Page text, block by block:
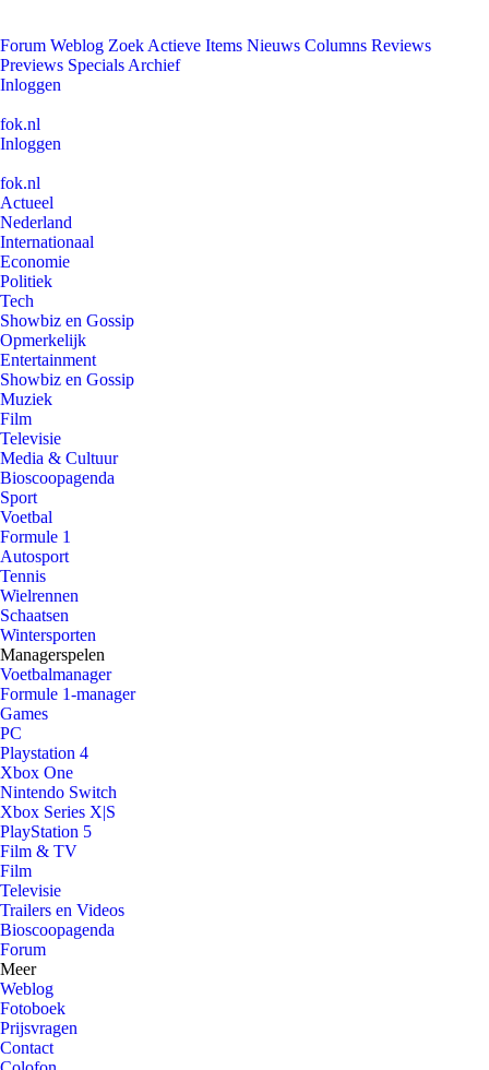
Forum Weblog Zoek Actieve Items Nieuws Columns Reviews
Previews Specials Archief
Inloggen
fok.nl
Inloggen
fok.nl
Actueel
Nederland
Internationaal
Economie
Politiek
Tech
Showbiz en Gossip
Opmerkelijk
Entertainment
Showbiz en Gossip
Muziek
Film
Televisie
Media & Cultuur
Bioscoopagenda
Sport
Voetbal
Formule 1
Autosport
Tennis
Wielrennen
Schaatsen
Wintersporten
Managerspelen
Voetbalmanager
Formule 1-manager
Games
PC
Playstation 4
Xbox One
Nintendo Switch
Xbox Series X|S
PlayStation 5
Film & TV
Film
Televisie
Trailers en Videos
Bioscoopagenda
Forum
Meer
Weblog
Fotoboek
Prijsvragen
Contact